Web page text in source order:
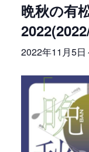
晩秋の有
2022年11月5日